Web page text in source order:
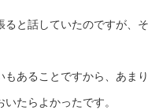
と話していたのですが、
あることですから、あま
たらよかったです。